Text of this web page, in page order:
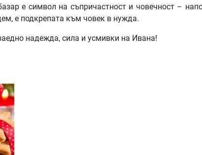
е символ на съпричастност и човечност –
е подкрепата към човек в нужда.
надежда, сила и усмивки на Ивана!